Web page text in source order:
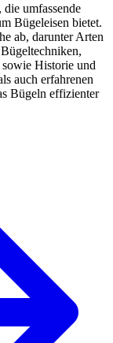
umfassende
Bügeleisen bietet.
ab, darunter Arten
Historie und
auch erfahrenen
Bügeln effizienter